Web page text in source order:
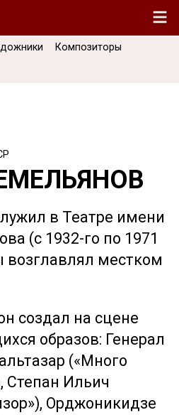
Композиторы
в Театре имени
(с 1932-го по 1971
возглавлял местком
создал на сцене
образов: Генерал
(«Много
Степан Ильич
Орджоникидзе